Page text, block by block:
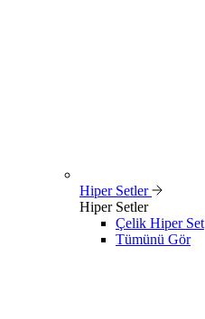
Hiper Setler
Hiper Setler
Çelik Hiper Set
Tümünü Gör